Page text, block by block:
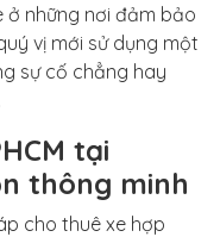
ở những nơi đảm bảo
vị mới sử dụng một
sự cố chẳng hay
tại
thông minh
cho thuê xe hợp